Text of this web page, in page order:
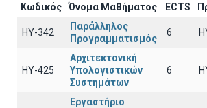
Κωδικός
Όνομα Μαθήματος ECTS
ΗΥ-342
Παράλληλος
Προγραμματισμός
6
ΗΥ-425
Αρχιτεκτονική
Υπολογιστικών
Συστημάτων
6
Εργαστήριο